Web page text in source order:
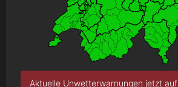
Aktuelle Unwetterwarnungen jetzt auf